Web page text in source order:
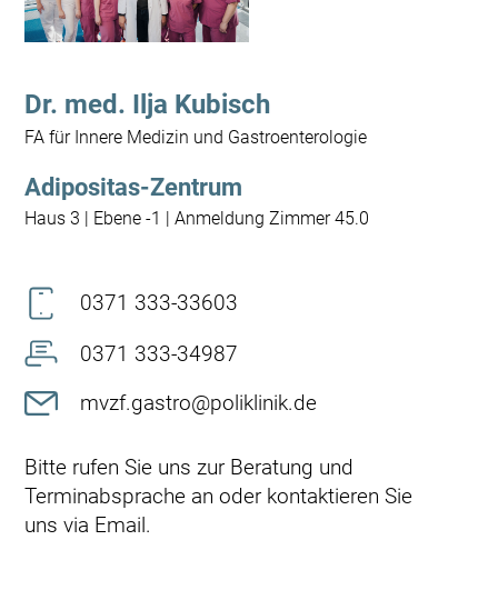
Dr. med. Ilja Kubisch
FA für Innere Medizin und Gastroenterologie
Adipositas-Zentrum
Haus 3 | Ebene -1 | Anmeldung Zimmer 45.0
0371 333-33603
0371 333-34987
mvzf.gastro@poliklinik.de
Bitte rufen Sie uns zur Beratung und
Terminabsprache an oder kontaktieren Sie
uns via Email.